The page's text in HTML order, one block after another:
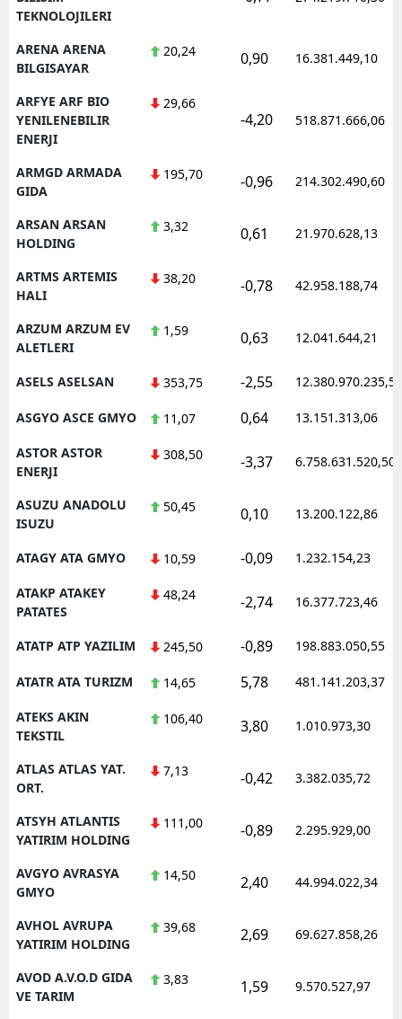
TEKNOLOJILERI
ARENA ARENA
BILGISAYAR
20,24 0,90 16.381.449,10
ARFYE ARF BIO
YENILENEBILIR
ENERJI
29,66
-4,20 518.871.666,06
ARMGD ARMADA
GIDA
195,70 -0,96 214.302.490,60
ARSAN ARSAN
HOLDING
3,32 0,61 21.970.628,13
ARTMS ARTEMIS
HALI
38,20 -0,78 42.958.188,74
ARZUM ARZUM EV
ALETLERI
1,59 0,63 12.041.644,21
ASELS ASELSAN 353,75 -2,55 12.380.970.235,50
ASGYO ASCE GMYO 11,07 0,64 13.151.313,06
ASTOR ASTOR
ENERJI
308,50 -3,37 6.758.631.520,50
ASUZU ANADOLU
ISUZU
50,45 0,10 13.200.122,86
ATAGY ATA GMYO 10,59 -0,09 1.232.154,23
ATAKP ATAKEY
PATATES
48,24 -2,74 16.377.723,46
ATATP ATP YAZILIM 245,50 -0,89 198.883.050,55
ATATR ATA TURIZM 14,65 5,78 481.141.203,37
ATEKS AKIN
TEKSTIL
106,40 3,80 1.010.973,30
ATLAS ATLAS YAT.
ORT.
7,13 -0,42 3.382.035,72
ATSYH ATLANTIS
YATIRIM HOLDING
111,00 -0,89 2.295.929,00
AVGYO AVRASYA
GMYO
14,50 2,40 44.994.022,34
AVHOL AVRUPA
YATIRIM HOLDING
39,68 2,69 69.627.858,26
AVOD A.V.O.D GIDA
VE TARIM
3,83 1,59 9.570.527,97